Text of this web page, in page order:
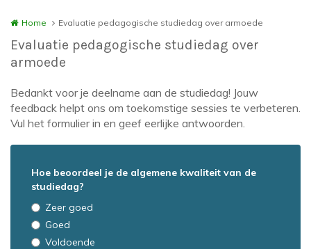
Home Evaluatie pedagogische studiedag over armoede
Evaluatie pedagogische studiedag over
armoede
Bedankt voor je deelname aan de studiedag! Jouw
feedback helpt ons om toekomstige sessies te verbeteren.
Vul het formulier in en geef eerlijke antwoorden.
Hoe beoordeel je de algemene kwaliteit van de
studiedag?
Zeer goed
Goed
Voldoende